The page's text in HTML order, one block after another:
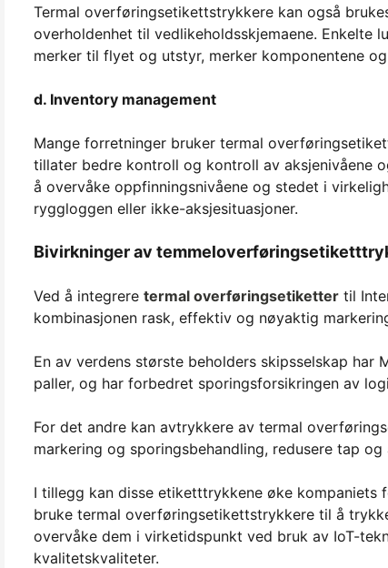
Termal overføringsetikettstrykkere kan også
overholdenhet til vedlikeholdsskjemaene.
merker til flyet og utstyr, merker komponentene
d. Inventory management
Mange forretninger bruker termal
tillater bedre kontroll og kontroll av aksjenivåene
å overvåke oppfinningsnivåene og stedet i
ryggloggen eller ikke-aksjesituasjoner.
Bivirkninger av
Ved å integrere termal overføringsetiketter til
kombinasjonen rask, effektiv og nøyaktig
En av verdens største beholders skipsselskap
paller, og har forbedret sporingsforsikringen av
For det andre kan avtrykkere av termal
markering og sporingsbehandling, redusere tap
I tillegg kan disse etiketttrykkene øke kompaniets
bruke termal overføringsetikettstrykkere til å
overvåke dem i virketidspunkt ved bruk av IoT-
kvalitetskvaliteter.